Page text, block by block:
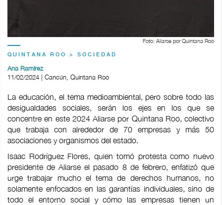
Foto: Aliarse por Quintana Roo
QUINTANA ROO > SOCIEDAD
Ana Ramírez
11/02/2024 | Cancún, Quintana Roo
La educación, el tema medioambiental, pero sobre todo las
desigualdades sociales, serán los ejes en los que se
concentre en este 2024 Aliarse por Quintana Roo, colectivo
que trabaja con alrededor de 70 empresas y más 50
asociaciones y organismos del estado.
Isaac Rodríguez Flores, quien tomó protesta como nuevo
presidente de Aliarse el pasado 8 de febrero, enfatizó que
urge trabajar mucho el tema de derechos humanos, no
solamente enfocados en las garantías individuales, sino de
todo el entorno social y cómo las empresas tienen un